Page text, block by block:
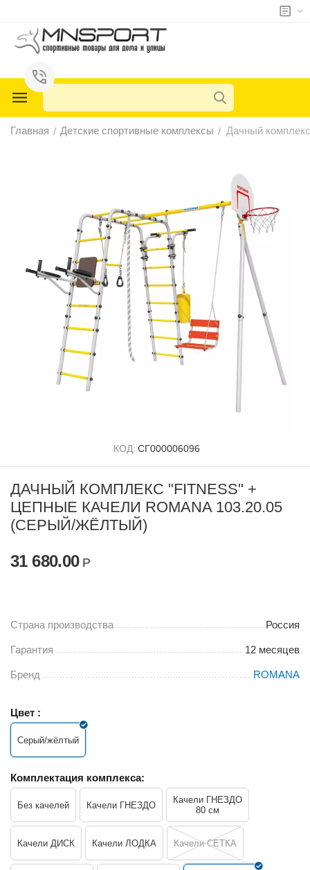
Главная / Детские спортивные комплексы / Дачный
КОД: СГ000006096
ДАЧНЫЙ КОМПЛЕКС "FITNESS" +
ЦЕПНЫЕ КАЧЕЛИ ROMANA 103.20.05
(СЕРЫЙ/ЖЁЛТЫЙ)
31 680.00 Р
Страна производства Россия
Гарантия 12 месяцев
Бренд ROMANA
Цвет :
Серый/жёлтый
Комплектация комплекса:
Без качелей Качели ГНЕЗДО
Качели ГНЕЗДО
80 см
Качели ДИСК Качели ЛОДКА Качели СЕТКА